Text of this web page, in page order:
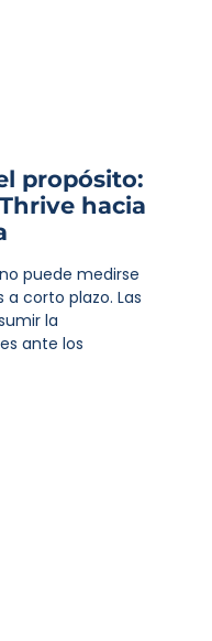
propósito:
hacia
puede medirse
corto plazo. Las
la
ante los